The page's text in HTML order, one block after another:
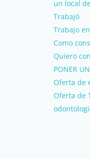
un local
Trabajó
Trabajo
Como
Quiero
PONER
Oferta de
Oferta de